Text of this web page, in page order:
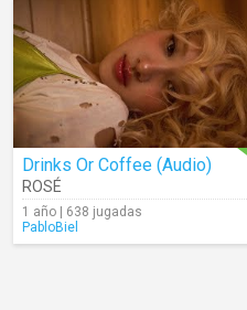
Drinks Or Coffee (Audio)
ROSÉ
1 año | 638 jugadas
PabloBiel